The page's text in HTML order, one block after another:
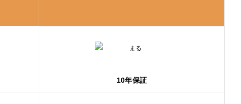
10年保証